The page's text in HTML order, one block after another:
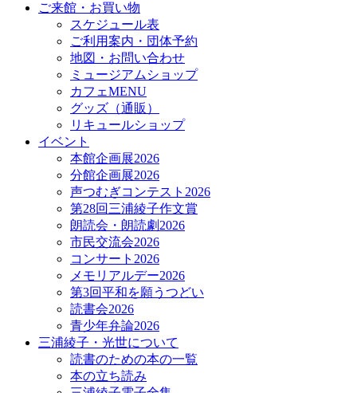
ご来館・お買い物
スケジュール表
ご利用案内・団体予約
地図・お問い合わせ
ミュージアムショップ
カフェMENU
グッズ（通販）
リキュールショップ
イベント
本館企画展2026
分館企画展2026
声つむぎコンテスト2026
第28回三浦綾子作文賞
朗読会・朗読劇2026
市民交流会2026
コンサート2026
メモリアルデー2026
第3回平和を願うつどい
読書会2026
青少年弁論2026
三浦綾子・光世について
読書のための本の一覧
本の立ち読み